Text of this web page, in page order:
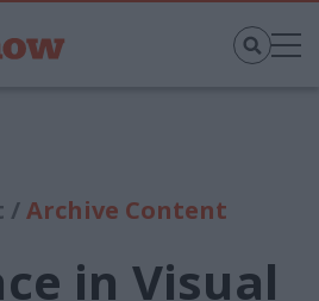
/Archive Content
in Visual